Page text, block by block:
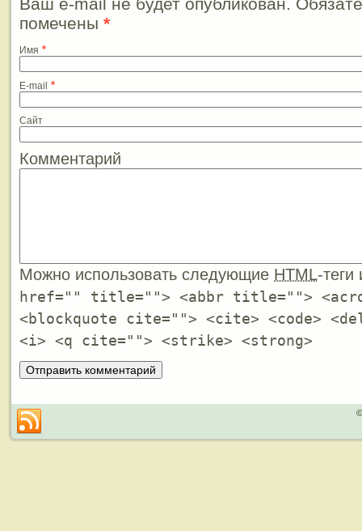
помечены *
Имя *
E-mail *
Сайт
Комментарий
Можно использовать следующие HTML-
href="" title=""> <abbr title="">
<blockquote cite=""> <cite> <code>
<i> <q cite=""> <strike> <strong>